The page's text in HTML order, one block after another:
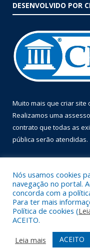
DESENVOLVIDO POR
Muito mais que criar site
Realizamos uma
contrato que todas as
pública serão atendidas.
Todos os direitos
Mapa do Site
Nós usamos cookies
navegação no portal.
concorda com a
Para ter mais
Política de cookies (
ACEITO.
Leia mais
ACEITO